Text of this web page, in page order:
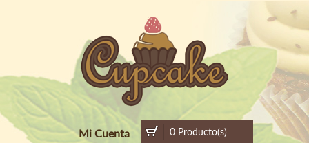
0 Producto(s)
Mi Cuenta